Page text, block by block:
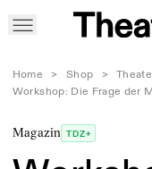
Home > Shop >
Workshop: Die Frage der
Magazin TDZ+